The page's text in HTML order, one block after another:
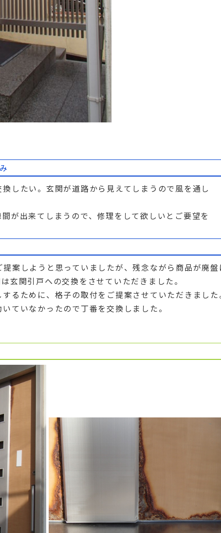
したい。玄関が道路から見えてしまうので風を通し
が出来てしまうので、修理をして欲しいとご要望を
案しようと思っていましたが、残念ながら商品が廃
玄関引戸への交換をさせていただきました。
るために、格子の取付をご提案させていただきまし
ていなかったので丁番を交換しました。